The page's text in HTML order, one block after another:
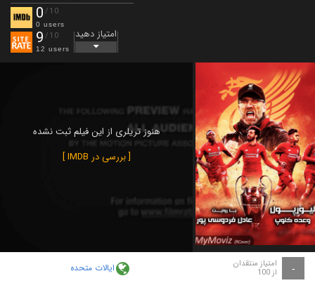
0 /10
0 users
9 /10
12 users
امتیاز دهید
هنوز تریلری از این فیلم ثبت نشده
[ بررسی در IMDB ]
- امتیاز منتقدان
از 100 ایالات متحده